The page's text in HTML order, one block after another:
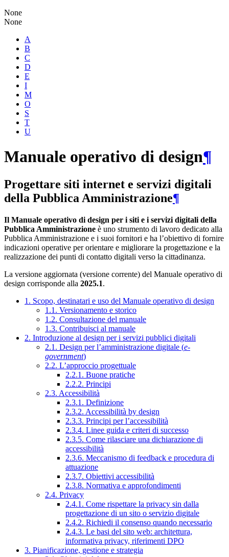
None
None
A
B
C
D
E
I
M
O
S
T
U
Manuale operativo di design¶
Progettare siti internet e servizi digitali
della Pubblica Amministrazione¶
Il Manuale operativo di design per i siti e i servizi digitali della
Pubblica Amministrazione è uno strumento di lavoro dedicato alla
Pubblica Amministrazione e i suoi fornitori e ha l’obiettivo di fornire
indicazioni operative per orientare e migliorare la progettazione e la
realizzazione dei punti di contatto digitali verso la cittadinanza.
La versione aggiornata (versione corrente) del Manuale operativo di
design corrisponde alla 2025.1.
1. Scopo, destinatari e uso del Manuale operativo di design
1.1. Versionamento e storico
1.2. Consultazione del manuale
1.3. Contribuisci al manuale
2. Introduzione al design per i servizi pubblici digitali
2.1. Design per l’amministrazione digitale (e-
government)
2.2. L’approccio progettuale
2.2.1. Buone pratiche
2.2.2. Principi
2.3. Accessibilità
2.3.1. Definizione
2.3.2. Accessibilità by design
2.3.3. Principi per l’accessibilità
2.3.4. Linee guida e criteri di successo
2.3.5. Come rilasciare una dichiarazione di
accessibilità
2.3.6. Meccanismo di feedback e procedura di
attuazione
2.3.7. Obiettivi accessibilità
2.3.8. Normativa e approfondimenti
2.4. Privacy
2.4.1. Come rispettare la privacy sin dalla
progettazione di un sito o servizio digitale
2.4.2. Richiedi il consenso quando necessario
2.4.3. Le basi del sito web: architettura,
informativa privacy, riferimenti DPO
3. Pianificazione, gestione e strategia